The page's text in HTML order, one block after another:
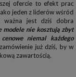
ofercie to efekt prac
jeden z liderów wśród
ważna jest dziś dobra
modele nie kosztują zbyt
niemal każdego
już dziś, by w
zawartością.